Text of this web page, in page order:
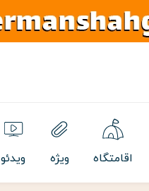
اقامتگاه ویژه ویدئو